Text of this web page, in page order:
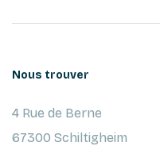
Nous trouver
4 Rue de Berne
67300 Schiltigheim